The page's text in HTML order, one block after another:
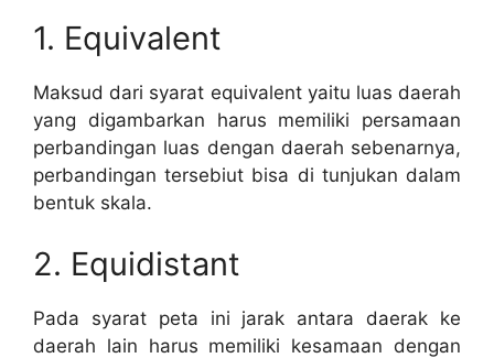
1. Equivalent
Maksud dari syarat equivalent yaitu luas daerah
yang digambarkan harus memiliki persamaan
perbandingan luas dengan daerah sebenarnya,
perbandingan tersebiut bisa di tunjukan dalam
bentuk skala.
2. Equidistant
Pada syarat peta ini jarak antara daerak ke
daerah lain harus memiliki kesamaan dengan